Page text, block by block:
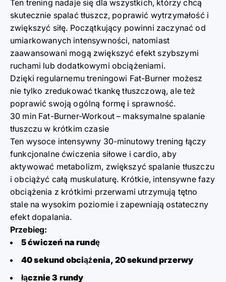
Ten trening nadaje się dla wszystkich, którzy chcą
skutecznie spalać tłuszcz, poprawić wytrzymałość i
zwiększyć siłę. Początkujący powinni zaczynać od
umiarkowanych intensywności, natomiast
zaawansowani mogą zwiększyć efekt szybszymi
ruchami lub dodatkowymi obciążeniami.
Dzięki regularnemu treningowi Fat-Burner możesz
nie tylko zredukować tkankę tłuszczową, ale też
poprawić swoją ogólną formę i sprawność.
30 min Fat-Burner-Workout – maksymalne spalanie
tłuszczu w krótkim czasie
Ten wysoce intensywny 30-minutowy trening łączy
funkcjonalne ćwiczenia siłowe i cardio, aby
aktywować metabolizm, zwiększyć spalanie tłuszczu
i obciążyć całą muskulaturę. Krótkie, intensywne fazy
obciążenia z krótkimi przerwami utrzymują tętno
stale na wysokim poziomie i zapewniają ostateczny
efekt dopalania.
Przebieg:
5 ćwiczeń na rundę
40 sekund obciążenia, 20 sekund przerwy
łącznie 3 rundy